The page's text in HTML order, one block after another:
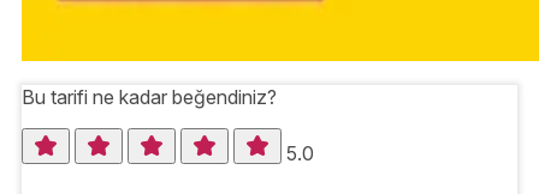
Bu tarifi ne kadar beğendiniz?
5.0